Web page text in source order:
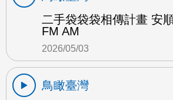
二手袋袋袋相傳計畫 安
FM AM
2026/05/03
鳥瞰臺灣